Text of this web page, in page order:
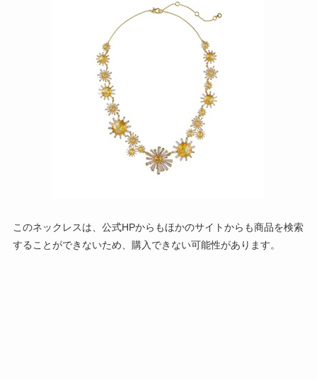
このネックレスは、公式HPからもほかのサイトからも商品を検索
することができないため、購入できない可能性があります。